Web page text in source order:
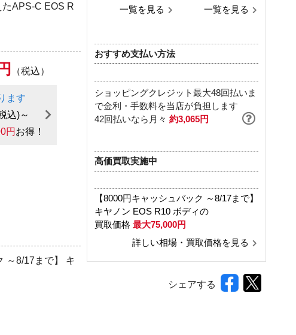
APS-C EOS R
（税込）
ます
込)～
円 お得！
～8/17まで】 キ
一覧を見る 一覧を見る
おすすめ支払い方法
ショッピングクレジット最大48回払いま
で金利・手数料を当店が負担します
42回払いなら月々 約3,065円
高価買取実施中
【8000円キャッシュバック ～8/17まで】
キヤノン EOS R10 ボディの
買取価格 最大75,000円
詳しい相場・買取価格を見る
シェアする